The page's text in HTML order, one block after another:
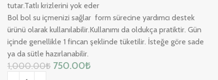
tutar.Tatlı krizlerini yok eder
Bol bol su içmenizi sağlar form sürecine yardımcı destek
ürünü olarak kullanılabilir.Kullanımı da oldukça pratiktir. Gün
içinde genellikle 1 fincan şeklinde tüketilir. İsteğe göre sade
ya da sütle hazırlanabilir.
1,000.00₺ 750.00₺